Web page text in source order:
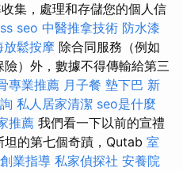
集，處理和存儲您的個人信
seo 中醫推拿技術 防水漆
放鬆按摩 除合同服務（例如
）外，數據不得傳輸給第三
專業推薦 月子餐 墊下巴 新
私人居家清潔 seo是什麼
推薦 我們看一下以前的宣禮
的第七個奇蹟，Qutab 室
業指導 私家偵探社 安養院